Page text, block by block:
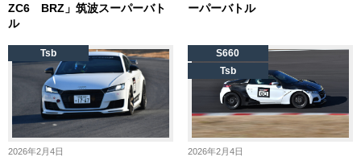
ZC6 BRZ」筑波スーパーバト
ル
ーパーバトル
2026年2月4日
Tsb
2026年2月4日
S660
Tsb